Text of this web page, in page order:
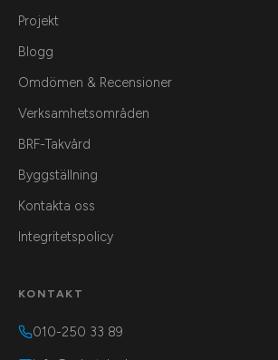
Projekt
Blogg
Omdömen & Recensioner
Verksamhetsområden
BRF-Takvård
Byggställning
Kontakta oss
Integritetspolicy
KONTAKT
010-250 33 89